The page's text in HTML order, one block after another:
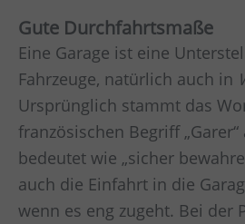
Gute Durchfahrtsmaße
Eine Garage ist eine
Fahrzeuge, natürlich auch in
Ursprünglich stammt das
französischen Begriff
bedeutet wie „sicher
auch die Einfahrt in die
wenn es eng zugeht. Bei der